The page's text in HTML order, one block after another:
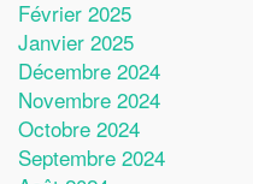
Février 2025
Janvier 2025
Décembre 2024
Novembre 2024
Octobre 2024
Septembre 2024